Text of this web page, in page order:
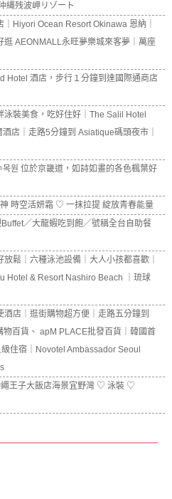
縄残波岬リゾート
｜Hiyori Ocean Resort Okinawa 恩納｜
AEONMALL永旺夢樂城來客夢｜萬座
Hotel 酒店，步行１分鐘到達國際通商店
泳裝美食，吃好住好｜The Salil Hotel
店｜走路5分鐘到 Asiatique碼頭夜市｜
목원 位於京畿道，如詩如畫的各色楓葉好
時空活妍霜 ♡ 一抹拉提 綻放青春能量
／大龍蝦吃到飽／號稱全台自助餐
鬆｜六種泳池設備｜大人小孩都喜歡｜
Hotel & Resort Nashiro Beach ｜琉球
酒店｜逛街購物超方便｜走路五分鐘到
百貨、 apM PLACE批發百貨｜韓國首
住宿｜Novotel Ambassador Seoul
繩王子大飯店海景宜野灣 ♡ 泳裝 ♡